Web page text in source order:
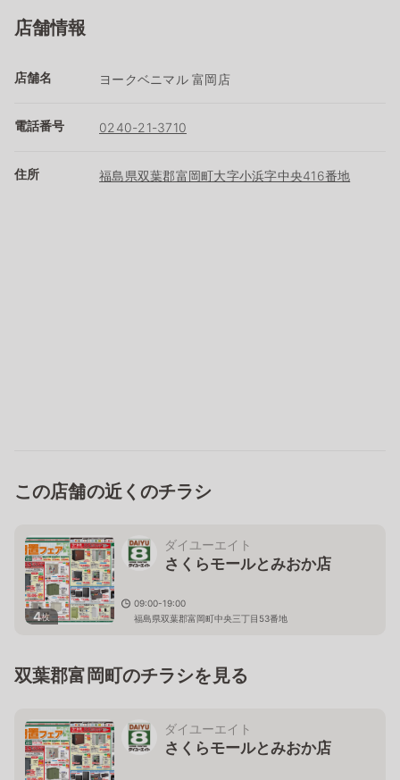
店舗情報
店舗名 ヨークベニマル 富岡店
電話番号 0240-21-3710
住所 福島県双葉郡富岡町大字小浜字中央416番地
この店舗の近くのチラシ
4枚
ダイユーエイト
さくらモールとみおか店
09:00-19:00
福島県双葉郡富岡町中央三丁目53番地
双葉郡富岡町のチラシを見る
ダイユーエイト
さくらモールとみおか店